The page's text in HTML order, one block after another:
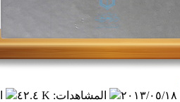
٢٠١٣/٠٥/١٨ المشاهدات: ٤٢.٤ K